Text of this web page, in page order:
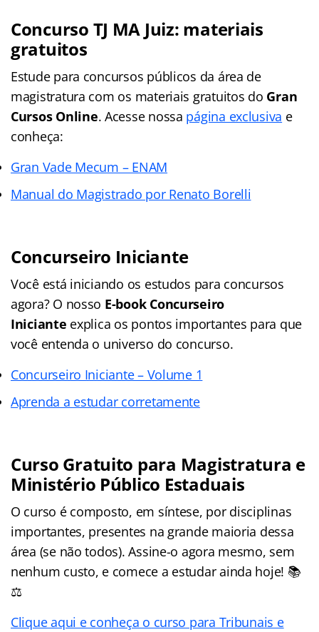
Concurso TJ MA Juiz: materiais
gratuitos
Estude para concursos públicos da área de
magistratura com os materiais gratuitos do Gran
Cursos Online. Acesse nossa página exclusiva e
conheça:
Gran Vade Mecum – ENAM
Manual do Magistrado por Renato Borelli
Concurseiro Iniciante
Você está iniciando os estudos para concursos
agora? O nosso E-book Concurseiro
Iniciante explica os pontos importantes para que
você entenda o universo do concurso.
Concurseiro Iniciante – Volume 1
Aprenda a estudar corretamente
Curso Gratuito para Magistratura e
Ministério Público Estaduais
O curso é composto, em síntese, por disciplinas
importantes, presentes na grande maioria dessa
área (se não todos). Assine-o agora mesmo, sem
nenhum custo, e comece a estudar ainda hoje! 📚
⚖️
Clique aqui e conheça o curso para Tribunais e